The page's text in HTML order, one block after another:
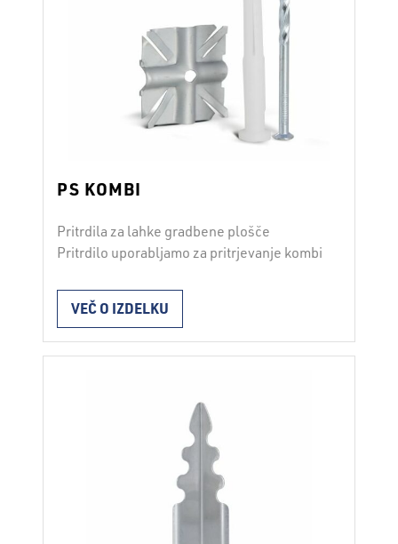
PS KOMBI
Pritrdila za lahke gradbene plošče
Pritrdilo uporabljamo za pritrjevanje kombi
debeloslojne fasade. Lastnosti iz
plastičnega vložka, cinkanega vijačnega
žeblja in cinkane ploščice za pritrjevanje
plošč DRVOPOR oz. DRVOTERM in cinkane
VEČ O IZDELKU